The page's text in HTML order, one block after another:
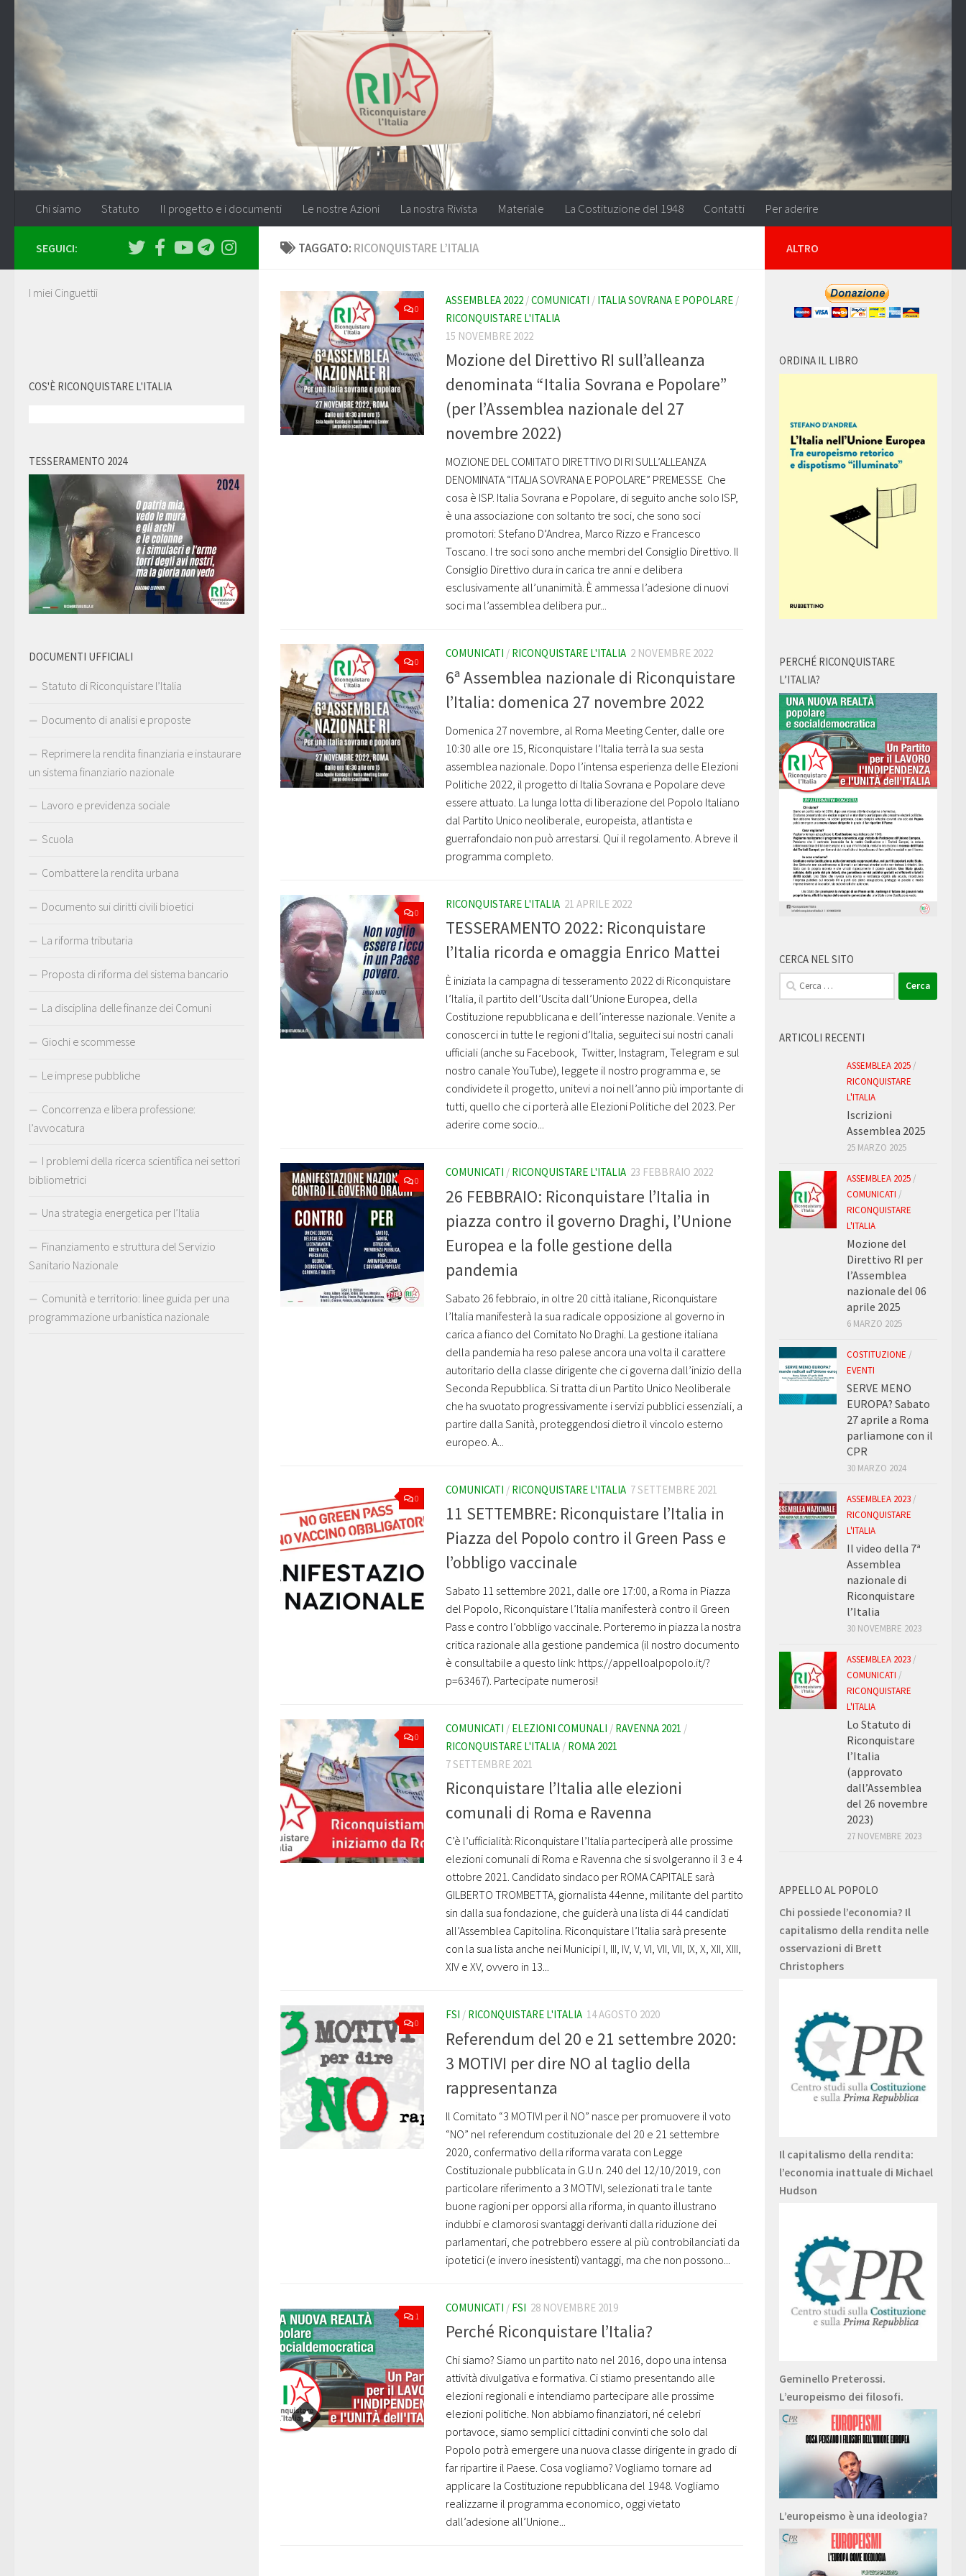
Salta al contenuto
Chi siamo Statuto Il progetto e i documenti Le nostre Azioni La nostra Rivista Materiale La Costituzione del 1948 Contatti Per aderire
TAGGATO: RICONQUISTARE L’ITALIA
0
ASSEMBLEA 2022 /COMUNICATI / ITALIA SOVRANA E POPOLARE /
RICONQUISTARE L'ITALIA
15 NOVEMBRE 2022
Mozione del Direttivo RI sull’alleanza
denominata “Italia Sovrana e Popolare”
(per l’Assemblea nazionale del 27
novembre 2022)
MOZIONE DEL COMITATO DIRETTIVO DI RI SULL’ALLEANZA
DENOMINATA “ITALIA SOVRANA E POPOLARE” PREMESSE Che
cosa è ISP. Italia Sovrana e Popolare, di seguito anche solo ISP,
è una associazione con soltanto tre soci, che sono soci
promotori: Stefano D’Andrea, Marco Rizzo e Francesco
Toscano. I tre soci sono anche membri del Consiglio Direttivo. Il
Consiglio Direttivo dura in carica tre anni e delibera
esclusivamente all’unanimità. È ammessa l’adesione di nuovi
soci ma l’assemblea delibera pur...
0
COMUNICATI / RICONQUISTARE L'ITALIA 2 NOVEMBRE 2022
6ª Assemblea nazionale di Riconquistare
l’Italia: domenica 27 novembre 2022
Domenica 27 novembre, al Roma Meeting Center, dalle ore
10:30 alle ore 15, Riconquistare l’Italia terrà la sua sesta
assemblea nazionale. Dopo l’intensa esperienza delle Elezioni
Politiche 2022, il progetto di Italia Sovrana e Popolare deve
essere attuato. La lunga lotta di liberazione del Popolo Italiano
dal Partito Unico neoliberale, europeista, atlantista e
guerrafondaio non può arrestarsi. Qui il regolamento. A breve il
programma completo.
0
RICONQUISTARE L'ITALIA 21 APRILE 2022
TESSERAMENTO 2022: Riconquistare
l’Italia ricorda e omaggia Enrico Mattei
È iniziata la campagna di tesseramento 2022 di Riconquistare
l’Italia, il partito dell’Uscita dall’Unione Europea, della
Costituzione repubblicana e dell’interesse nazionale. Venite a
conoscerci in tutte le regioni d’Italia, seguiteci sui nostri canali
ufficiali (anche su Facebook, Twitter, Instagram, Telegram e sul
nostro canale YouTube), leggete il nostro programma e, se
condividete il progetto, unitevi a noi nell’anno più importante di
tutti, quello che ci porterà alle Elezioni Politiche del 2023. Per
aderire come socio...
0
COMUNICATI / RICONQUISTARE L'ITALIA 23 FEBBRAIO 2022
26 FEBBRAIO: Riconquistare l’Italia in
piazza contro il governo Draghi, l’Unione
Europea e la folle gestione della
pandemia
Sabato 26 febbraio, in oltre 20 città italiane, Riconquistare
l’Italia manifesterà la sua radicale opposizione al governo in
carica a fianco del Comitato No Draghi. La gestione italiana
della pandemia ha reso palese ancora una volta il carattere
autoritario della classe dirigente che ci governa dall’inizio della
Seconda Repubblica. Si tratta di un Partito Unico Neoliberale
che ha svuotato progressivamente i servizi pubblici essenziali, a
partire dalla Sanità, proteggendosi dietro il vincolo esterno
europeo. A...
0
COMUNICATI / RICONQUISTARE L'ITALIA 7 SETTEMBRE 2021
11 SETTEMBRE: Riconquistare l’Italia in
Piazza del Popolo contro il Green Pass e
l’obbligo vaccinale
Sabato 11 settembre 2021, dalle ore 17:00, a Roma in Piazza
del Popolo, Riconquistare l’Italia manifesterà contro il Green
Pass e contro l’obbligo vaccinale. Porteremo in piazza la nostra
critica razionale alla gestione pandemica (il nostro documento
è consultabile a questo link: https://appelloalpopolo.it/?
p=63467). Partecipate numerosi!
0
COMUNICATI / ELEZIONI COMUNALI / RAVENNA 2021 /
RICONQUISTARE L'ITALIA / ROMA 2021
7 SETTEMBRE 2021
Riconquistare l’Italia alle elezioni
comunali di Roma e Ravenna
C’è l’ufficialità: Riconquistare l’Italia parteciperà alle prossime
elezioni comunali di Roma e Ravenna che si svolgeranno il 3 e 4
ottobre 2021. Candidato sindaco per ROMA CAPITALE sarà
GILBERTO TROMBETTA, giornalista 44enne, militante del partito
sin dalla sua fondazione, che guiderà una lista di 44 candidati
all’Assemblea Capitolina. Riconquistare l’Italia sarà presente
con la sua lista anche nei Municipi I, III, IV, V, VI, VII, VII, IX, X, XII, XIII,
XIV e XV, ovvero in 13...
0
FSI / RICONQUISTARE L'ITALIA 14 AGOSTO 2020
Referendum del 20 e 21 settembre 2020:
3 MOTIVI per dire NO al taglio della
rappresentanza
Il Comitato “3 MOTIVI per il NO” nasce per promuovere il voto
“NO” nel referendum costituzionale del 20 e 21 settembre
2020, confermativo della riforma varata con Legge
Costituzionale pubblicata in G.U n. 240 del 12/10/2019, con
particolare riferimento a 3 MOTIVI, selezionati tra le tante
buone ragioni per opporsi alla riforma, in quanto illustrano
indubbi e clamorosi svantaggi derivanti dalla riduzione dei
parlamentari, che potrebbero essere al più controbilanciati da
ipotetici (e invero inesistenti) vantaggi, ma che non possono...
1
COMUNICATI / FSI 28 NOVEMBRE 2019
Perché Riconquistare l’Italia?
Chi siamo? Siamo un partito nato nel 2016, dopo una intensa
attività divulgativa e formativa. Ci stiamo presentando alle
elezioni regionali e intendiamo partecipare alle prossime
elezioni politiche. Non abbiamo finanziatori, né celebri
portavoce, siamo semplici cittadini convinti che solo dal
Popolo potrà emergere una nuova classe dirigente in grado di
far ripartire il Paese. Cosa vogliamo? Vogliamo tornare ad
applicare la Costituzione repubblicana del 1948. Vogliamo
realizzarne il programma economico, oggi vietato
dall’adesione all’Unione...
SEGUICI:
I miei Cinguettii
COS'È RICONQUISTARE L'ITALIA
TESSERAMENTO 2024
DOCUMENTI UFFICIALI
Statuto di Riconquistare l’Italia
Documento di analisi e proposte
Reprimere la rendita finanziaria e instaurare
un sistema finanziario nazionale
Lavoro e previdenza sociale
Scuola
Combattere la rendita urbana
Documento sui diritti civili bioetici
La riforma tributaria
Proposta di riforma del sistema bancario
La disciplina delle finanze dei Comuni
Giochi e scommesse
Le imprese pubbliche
Concorrenza e libera professione:
l’avvocatura
I problemi della ricerca scientifica nei settori
bibliometrici
Una strategia energetica per l’Italia
Finanziamento e struttura del Servizio
Sanitario Nazionale
Comunità e territorio: linee guida per una
programmazione urbanistica nazionale
ALTRO
ORDINA IL LIBRO
PERCHÉ RICONQUISTARE
L’ITALIA?
CERCA NEL SITO
Ricerca
per:
ARTICOLI RECENTI
ASSEMBLEA 2025 /
RICONQUISTARE
L'ITALIA
Iscrizioni
Assemblea 2025
25 MARZO 2025
ASSEMBLEA 2025 /
COMUNICATI /
RICONQUISTARE
L'ITALIA
Mozione del
Direttivo RI per
l’Assemblea
nazionale del 06
aprile 2025
6 MARZO 2025
COSTITUZIONE /
EVENTI
SERVE MENO
EUROPA? Sabato
27 aprile a Roma
parliamone con il
CPR
30 MARZO 2024
ASSEMBLEA 2023 /
RICONQUISTARE
L'ITALIA
Il video della 7ª
Assemblea
nazionale di
Riconquistare
l’Italia
30 NOVEMBRE 2023
ASSEMBLEA 2023 /
COMUNICATI /
RICONQUISTARE
L'ITALIA
Lo Statuto di
Riconquistare
l’Italia
(approvato
dall’Assemblea
del 26 novembre
2023)
27 NOVEMBRE 2023
APPELLO AL POPOLO
Chi possiede l’economia? Il
capitalismo della rendita nelle
osservazioni di Brett
Christophers
Il capitalismo della rendita:
l’economia inattuale di Michael
Hudson
Geminello Preterossi.
L’europeismo dei filosofi.
L’europeismo è una ideologia?